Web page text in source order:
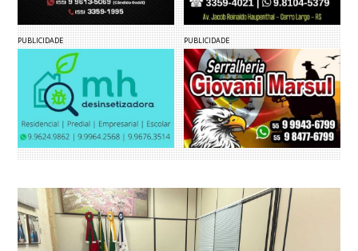
PUBLICIDADE PUBLICIDADE